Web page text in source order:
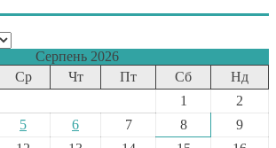
Серпень 2026
Ср Чт Пт Сб
Нд
1
2
5 6 7 8
9